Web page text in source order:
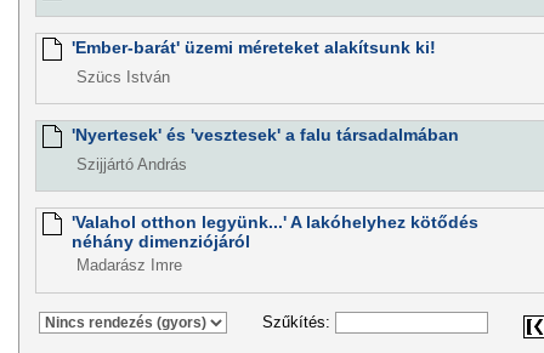
'Ember-barát' üzemi méreteket alakítsunk ki!
Szücs István
'Nyertesek' és 'vesztesek' a falu társadalmában
Szijjártó András
'Valahol otthon legyünk...' A lakóhelyhez kötődés
néhány dimenziójáról
Madarász Imre
Szűkítés: